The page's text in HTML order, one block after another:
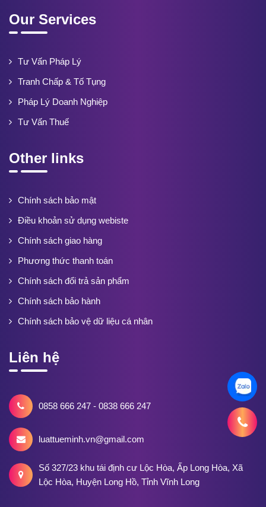
Our Services
Tư Vấn Pháp Lý
Tranh Chấp & Tố Tụng
Pháp Lý Doanh Nghiệp
Tư Vấn Thuế
Other links
Chính sách bảo mật
Điều khoản sử dụng webiste
Chính sách giao hàng
Phương thức thanh toán
Chính sách đổi trả sản phẩm
Chính sách bảo hành
Chính sách bảo vệ dữ liệu cá nhân
Liên hệ
0858 666 247 - 0838 666 247
luattueminh.vn@gmail.com
Số 327/23 khu tái định cư Lộc Hòa, Ấp Long Hòa, Xã
Lộc Hòa, Huyện Long Hồ, Tỉnh Vĩnh Long